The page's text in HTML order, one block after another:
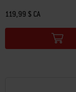
119,99 $ CA
Color Options